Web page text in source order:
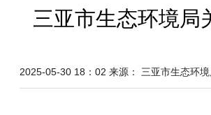
三亚市生态环境局
2025-05-30 18：02 来源： 三亚市生态环境